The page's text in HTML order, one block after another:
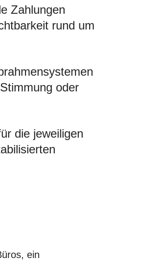
Zahlungen
rund um
oder
die jeweiligen
ein